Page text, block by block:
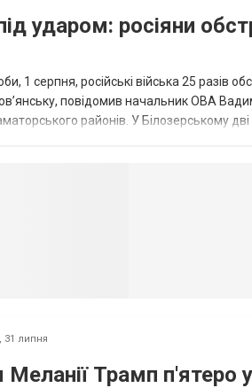
ударом: росіяни
1 серпня, російські війська 25 разів
повідомив начальник ОВА
районів. У Білозерському
31 липня
Меланії Трамп п'ятеро